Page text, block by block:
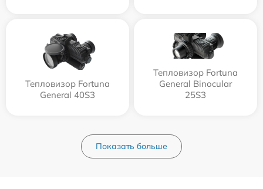
Тепловизор Fortuna
General 40S3
Тепловизор Fortuna
General Binocular
25S3
Показать больше